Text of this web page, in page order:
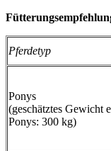
Pferdetyp
Ponys
(geschätztes Gewicht
Ponys: 300 kg)